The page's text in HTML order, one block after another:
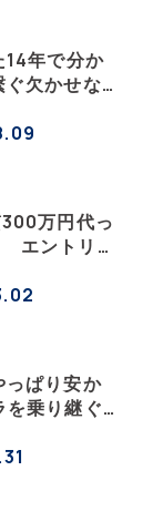
14年で分か
ぐ欠かせな
【EV総合
イフ：そ
万円代っ
エントリー
身を詳細
っぱり安か
を乗り継ぐ
【テスラ
授のEV生